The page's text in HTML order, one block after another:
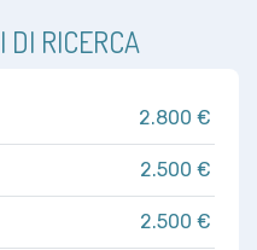
DI RICERCA
2.800 €
2.500 €
2.500 €